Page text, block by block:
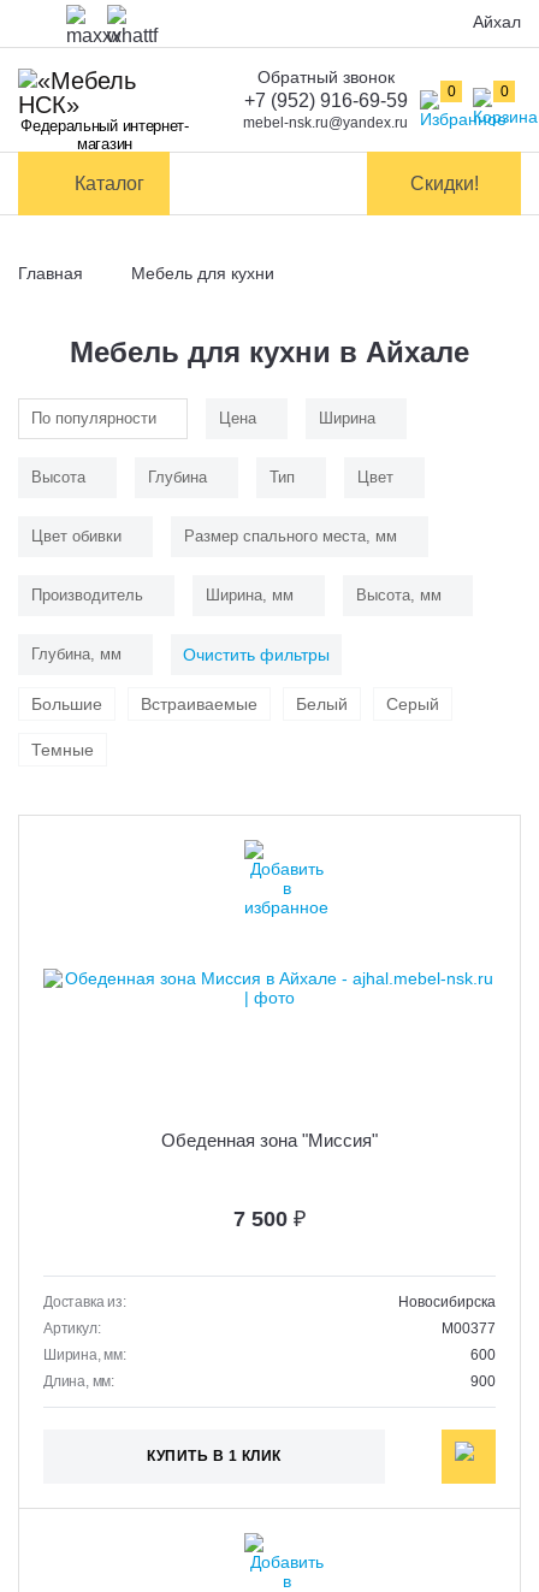
Оплата
Доставка и
самовывоз
Сборка
Айхал
Федеральный интернет-
магазин
0 0
Обратный звонок
+7 (952) 916-69-59
mebel-nsk.ru@yandex.ru
Каталог Скидки!
Главная Мебель для кухни
Мебель для кухни в Айхале
По популярности Цена Ширина
Высота Глубина Тип Цвет
Цвет обивки Размер спального места, мм
Производитель Ширина, мм Высота, мм
Глубина, мм Очистить фильтры
Большие Встраиваемые Белый Серый
Темные
Обеденная зона "Миссия"
7 500 ₽
Доставка из:
Новосибирска
Артикул:
M00377
Ширина, мм:
600
Длина, мм:
900
КУПИТЬ В 1 КЛИК